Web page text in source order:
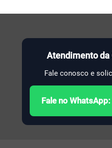
Atendimento da
Fale conosco e
Fale no